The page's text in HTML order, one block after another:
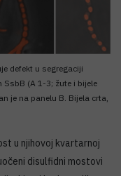
defekt u segregaciji
(A 1-3; žute i bijele
je na panelu B. Bijela crta,
u njihovoj kvartarnoj
disulfidni mostovi